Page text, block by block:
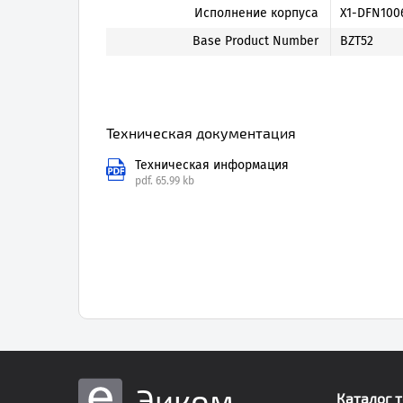
Исполнение корпуса
X1-
Base Product Number
BZT52
Техническая документация
Техническая информация
pdf. 65.99 kb
Каталог